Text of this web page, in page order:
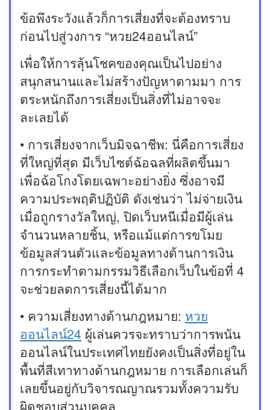
ข้อพึงระวังแล้วก็การเสี่ยงที่จะต้องทราบ
ก่อนไปสู่วงการ “หวย24ออนไลน์”
เพื่อให้การลุ้นโชคของคุณเป็นไปอย่าง
สนุกสนานและไม่สร้างปัญหาตามมา การ
ตระหนักถึงการเสี่ยงเป็นสิ่งที่ไม่อาจจะ
ละเลยได้
• การเสี่ยงจากเว็บมิจฉาชีพ: นี่คือการเสี่ยง
ที่ใหญ่ที่สุด มีเว็บไซต์ฉ้อฉลที่ผลิตขึ้นมา
เพื่อฉ้อโกงโดยเฉพาะอย่างยิ่ง ซึ่งอาจมี
ความประพฤติปฏิบัติ ดังเช่นว่า ไม่จ่ายเงิน
เมื่อถูกรางวัลใหญ่, ปิดเว็บหนีเมื่อมีผู้เล่น
จำนวนหลายชิ้น, หรือแม้แต่การขโมย
ข้อมูลส่วนตัวและข้อมูลทางด้านการเงิน
การกระทำตามกรรมวิธีเลือกเว็บในข้อที่ 4
จะช่วยลดการเสี่ยงนี้ได้มาก
• ความเสี่ยงทางด้านกฎหมาย: หวย
ออนไลน์24 ผู้เล่นควรจะทราบว่าการพนัน
ออนไลน์ในประเทศไทยยังคงเป็นสิ่งที่อยู่ใน
พื้นที่สีเทาทางด้านกฎหมาย การเลือกเล่นก็
เลยขึ้นอยู่กับวิจารณญาณรวมทั้งความรับ
ผิดชอบส่วนบุคคล